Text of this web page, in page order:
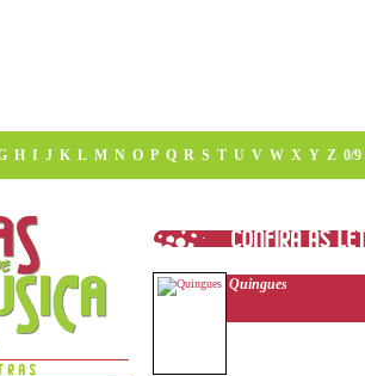
H I J K L M N O P Q R S T U V W X Y Z 0/9
Quingues